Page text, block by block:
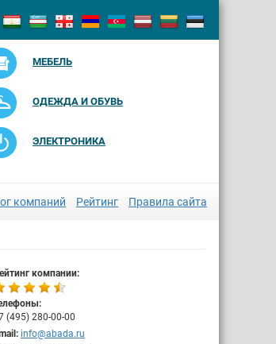
МЕБЕЛЬ
ОДЕЖДА И ОБУВЬ
ЭЛЕКТРОНИКА
компаний Рейтинг Правила сайта
компании:
(495) 280-00-00
info@abada.ru